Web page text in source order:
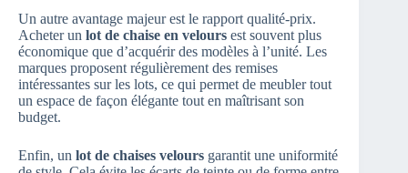
Un autre avantage majeur est le rapport qualité-prix.
Acheter un lot de chaise en velours est souvent plus
économique que d’acquérir des modèles à l’unité. Les
marques proposent régulièrement des remises
intéressantes sur les lots, ce qui permet de meubler tout
un espace de façon élégante tout en maîtrisant son
budget.
Enfin, un lot de chaises velours garantit une uniformité